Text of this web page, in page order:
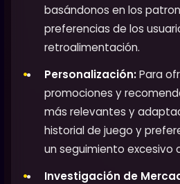
basándonos en los
preferencias de los
retroalimentación.
Personalización:Para
promociones y
más relevantes y
historial de juego y
un seguimiento excesivo
Investigación de